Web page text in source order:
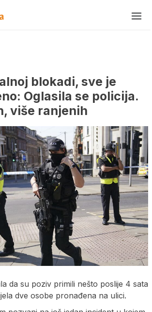
blokadi, sve je
Oglasila se policija.
više ranjenih
da su poziv primili nešto poslije 4 sata
dve osobe pronađena na ulici.